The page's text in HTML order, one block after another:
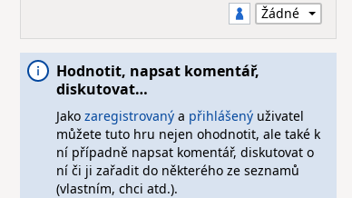
Hodnotit, napsat komentář,
diskutovat…
Jako zaregistrovanýa přihlášenýuživatel
můžete tuto hru nejen ohodnotit, ale také k
ní případně napsat komentář, diskutovat o
ní či ji zařadit do některého ze seznamů
(vlastním, chci atd.).